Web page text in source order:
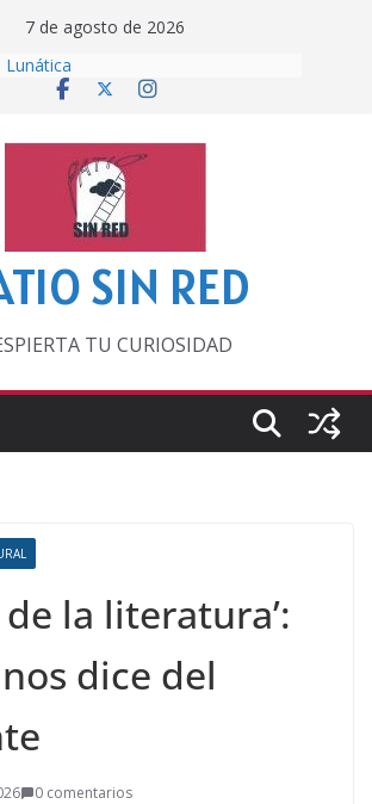
7 de agosto de 2026
Otra del Mundial
Lunática
Pero, hasta entonces…
‘La broma infinita’ de recomendar
lecturas veraniegas
SIN RED
TU CURIOSIDAD
de la literatura’:
dice del
0 comentarios